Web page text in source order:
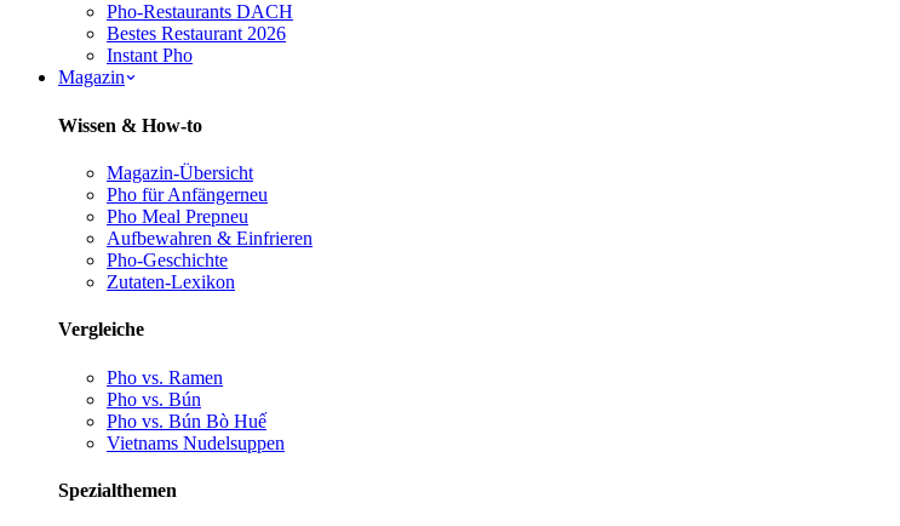
Pho-Restaurants DACH
Bestes Restaurant 2026
Instant Pho
Magazin
Wissen & How-to
Magazin-Übersicht
Pho für Anfängerneu
Pho Meal Prepneu
Aufbewahren & Einfrieren
Pho-Geschichte
Zutaten-Lexikon
Vergleiche
Pho vs. Ramen
Pho vs. Bún
Pho vs. Bún Bò Huế
Vietnams Nudelsuppen
Spezialthemen